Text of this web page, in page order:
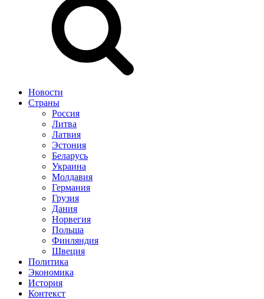
Новости
Страны
Россия
Литва
Латвия
Эстония
Беларусь
Украина
Молдавия
Германия
Грузия
Дания
Норвегия
Польша
Финляндия
Швеция
Политика
Экономика
История
Контекст